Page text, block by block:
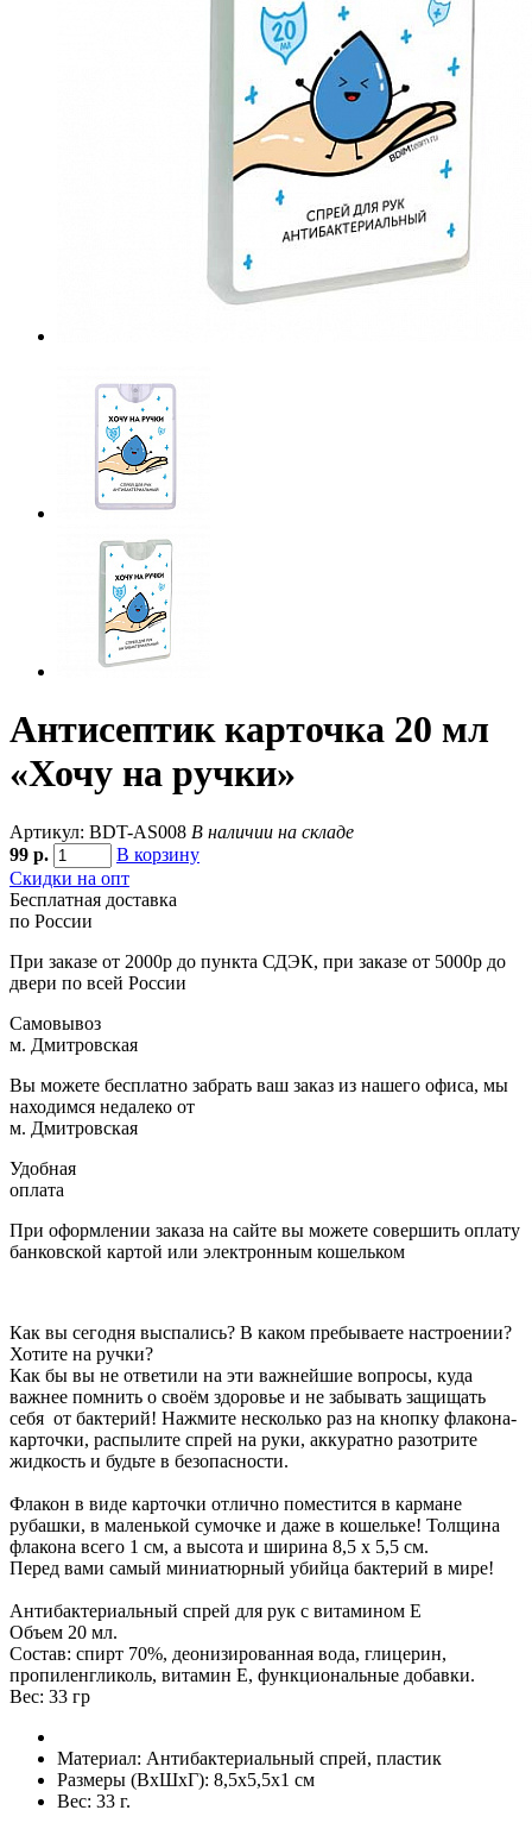
Антисептик карточка 20 мл
«Хочу на ручки»
Артикул: BDT-AS008 В наличии на складе
99 р.
В корзину
Скидки на опт
Бесплатная доставка
по России
При заказе от 2000р до пункта СДЭК, при заказе от 5000р до
двери по всей России
Самовывоз
м. Дмитровская
Вы можете бесплатно забрать ваш заказ из нашего офиса, мы
находимся недалеко от
м. Дмитровская
Удобная
оплата
При оформлении заказа на сайте вы можете совершить оплату
банковской картой или электронным кошельком
Как вы сегодня выспались? В каком пребываете настроении?
Хотите на ручки?
Как бы вы не ответили на эти важнейшие вопросы, куда
важнее помнить о своём здоровье и не забывать защищать
себя от бактерий! Нажмите несколько раз на кнопку флакона-
карточки, распылите спрей на руки, аккуратно разотрите
жидкость и будьте в безопасности.
Флакон в виде карточки отлично поместится в кармане
рубашки, в маленькой сумочке и даже в кошельке! Толщина
флакона всего 1 см, а высота и ширина 8,5 х 5,5 см.
Перед вами самый миниатюрный убийца бактерий в мире!
Антибактериальный спрей для рук с витамином Е
Объем 20 мл.
Состав: спирт 70%, деонизированная вода, глицерин,
пропиленгликоль, витамин Е, функциональные добавки.
Вес: 33 гр
Материал: Антибактериальный спрей, пластик
Размеры (ВxШxГ): 8,5x5,5x1 см
Вес: 33 г.